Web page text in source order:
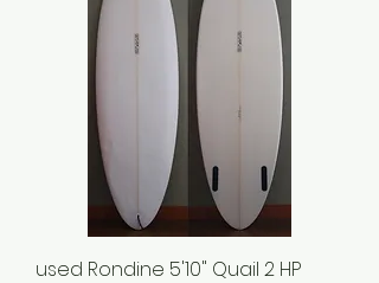
used Rondine 5'10" Quail 2 HP